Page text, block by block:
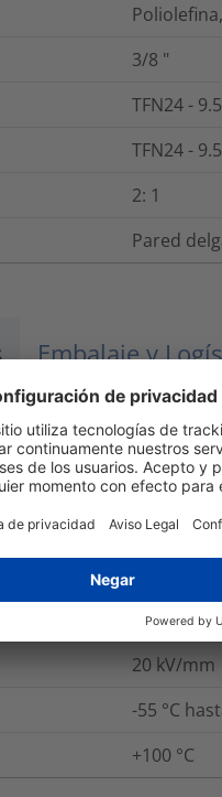
3/8 "
TFN24 -
TFN24 -
2: 1
Pared
Embalaje y
Si
Si
UL 224 VW-1
No
20 kV/mm
-55 °C
+100 °C